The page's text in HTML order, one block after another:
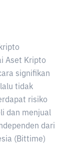
Aset Kripto
signifikan
tidak
risiko
dan menjual
dari
(Bittime)